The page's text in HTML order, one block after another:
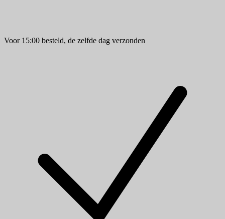
Voor 15:00 besteld, de zelfde dag verzonden